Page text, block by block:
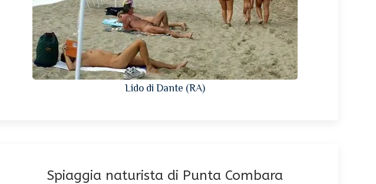
Lido di Dante (RA)
Spiaggia naturista di Punta Combara